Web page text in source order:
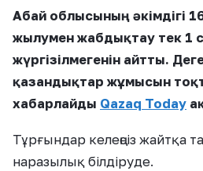
Абай облысының әкімдігі
жылумен жабдықтау тек 1
жүргізілмегенін айтты.
қазандықтар жұмысын
хабарлайды Qazaq Today
Тұрғындар келеңсіз жайтқа
наразылық білдіруде.